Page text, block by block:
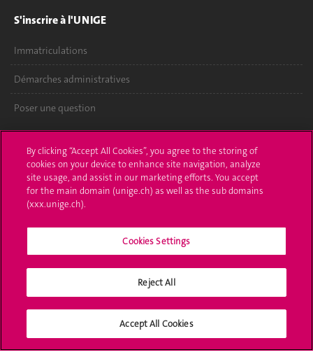
S'inscrire à l'UNIGE
Immatriculations
Démarches administratives
Poser une question
UNIGE Mobile
Médias
Offres d'emploi
Bibliothèque
Médias sociaux UNIGE
By clicking “Accept All Cookies”, you agree to the storing of
cookies on your device to enhance site navigation, analyze
site usage, and assist in our marketing efforts. You accept
for the main domain (unige.ch) as well as the sub domains
(xxx.unige.ch).
Cookies Settings
Reject All
Accept All Cookies